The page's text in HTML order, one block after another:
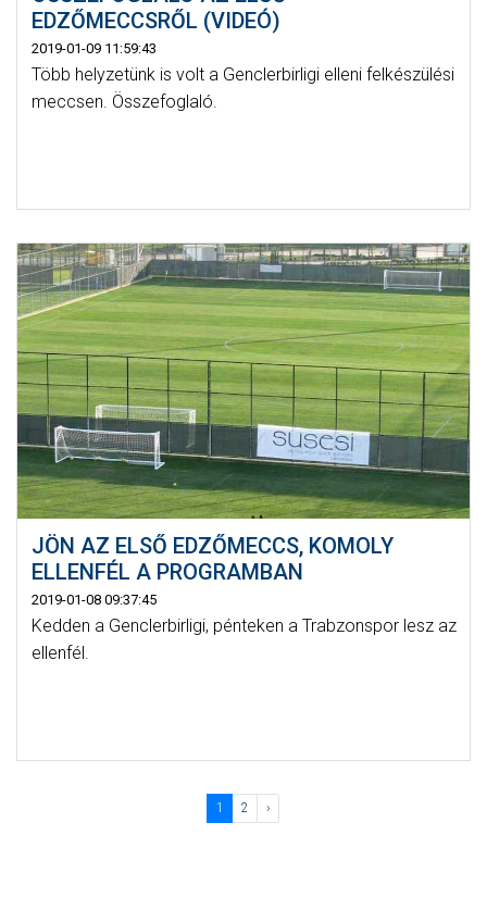
EDZŐMECCSRŐL (VIDEÓ)
2019-01-09 11:59:43
Több helyzetünk is volt a Genclerbirligi elleni felkészülési
meccsen. Összefoglaló.
JÖN AZ ELSŐ EDZŐMECCS, KOMOLY
ELLENFÉL A PROGRAMBAN
2019-01-08 09:37:45
Kedden a Genclerbirligi, pénteken a Trabzonspor lesz az
ellenfél.
1 2 ›